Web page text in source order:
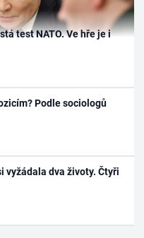
test NATO. Ve hře je i
Podle sociologů
vyžádala dva životy. Čtyři